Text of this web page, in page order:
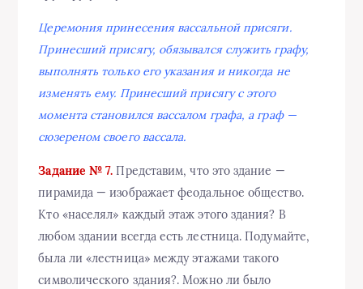
Церемония принесения вассальной присяги.
Принесший присягу, обязывался служить графу,
выполнять только его указания и никогда не
изменять ему. Принесший присягу с этого
момента становился вассалом графа, а граф —
сюзереном своего вассала.
Задание № 7. Представим, что это здание —
пирамида — изображает феодальное общество.
Кто «населял» каждый этаж этого здания? В
любом здании всегда есть лестница. Подумайте,
была ли «лестница» между этажами такого
символического здания?. Можно ли было